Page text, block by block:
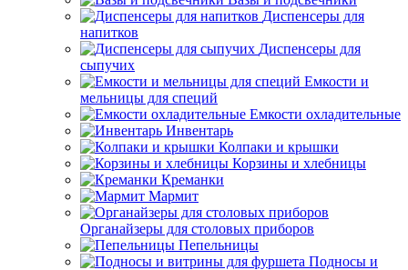
Диспенсеры для
напитков
Диспенсеры для
сыпучих
Емкости и
мельницы для специй
Емкости охладительные
Инвентарь
Колпаки и крышки
Корзины и хлебницы
Креманки
Мармит
Органайзеры для столовых приборов
Пепельницы
Подносы и